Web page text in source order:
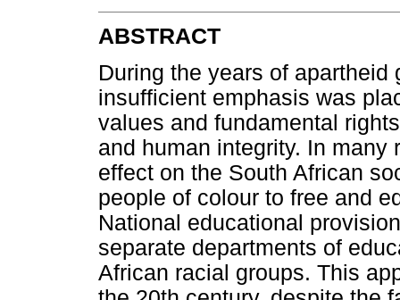
ABSTRACT
During the years of
insufficient emphasis was
values and fundamental
and human integrity. In
effect on the South African
people of colour to free and
National educational
separate departments of
African racial groups. This